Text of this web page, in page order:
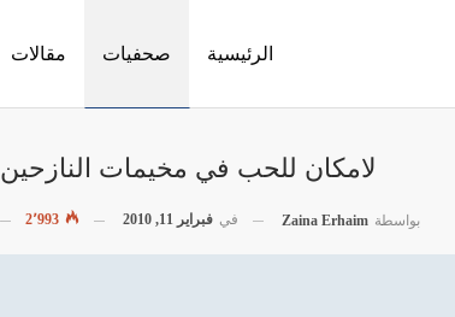
الرئيسية صحفيات مقالات
لامكان للحب في مخيمات النازحين
بواسطة Zaina Erhaim في فبراير 11, 2010 2٬993